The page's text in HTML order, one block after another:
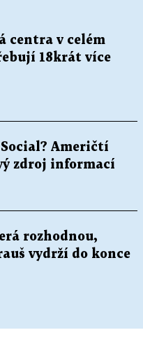
centra v celém
18krát více
Američtí
zdroj informací
rozhodnou,
vydrží do konce